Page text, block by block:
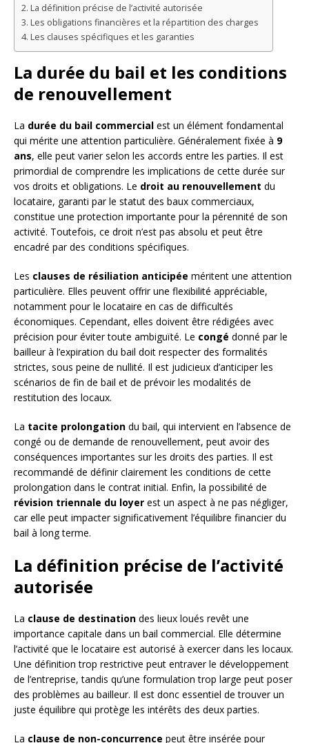
La définition précise de l’activité autorisée
Les obligations financières et la répartition des charges
Les clauses spécifiques et les garanties
La durée du bail et les conditions
de renouvellement
La durée du bail commercial est un élément fondamental
qui mérite une attention particulière. Généralement fixée à 9
ans, elle peut varier selon les accords entre les parties. Il est
primordial de comprendre les implications de cette durée sur
vos droits et obligations. Le droit au renouvellement du
locataire, garanti par le statut des baux commerciaux,
constitue une protection importante pour la pérennité de son
activité. Toutefois, ce droit n’est pas absolu et peut être
encadré par des conditions spécifiques.
Les clauses de résiliation anticipée méritent une attention
particulière. Elles peuvent offrir une flexibilité appréciable,
notamment pour le locataire en cas de difficultés
économiques. Cependant, elles doivent être rédigées avec
précision pour éviter toute ambiguïté. Le congé donné par le
bailleur à l’expiration du bail doit respecter des formalités
strictes, sous peine de nullité. Il est judicieux d’anticiper les
scénarios de fin de bail et de prévoir les modalités de
restitution des locaux.
La tacite prolongation du bail, qui intervient en l’absence de
congé ou de demande de renouvellement, peut avoir des
conséquences importantes sur les droits des parties. Il est
recommandé de définir clairement les conditions de cette
prolongation dans le contrat initial. Enfin, la possibilité de
révision triennale du loyer est un aspect à ne pas négliger,
car elle peut impacter significativement l’équilibre financier du
bail à long terme.
La définition précise de l’activité
autorisée
La clause de destination des lieux loués revêt une
importance capitale dans un bail commercial. Elle détermine
l’activité que le locataire est autorisé à exercer dans les locaux.
Une définition trop restrictive peut entraver le développement
de l’entreprise, tandis qu’une formulation trop large peut poser
des problèmes au bailleur. Il est donc essentiel de trouver un
juste équilibre qui protège les intérêts des deux parties.
La clause de non-concurrence peut être insérée pour